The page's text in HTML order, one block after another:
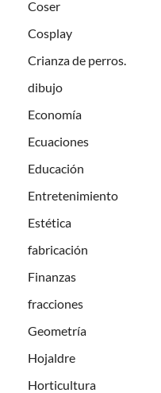
Coser
Cosplay
Crianza de perros.
dibujo
Economía
Ecuaciones
Educación
Entretenimiento
Estética
fabricación
Finanzas
fracciones
Geometría
Hojaldre
Horticultura